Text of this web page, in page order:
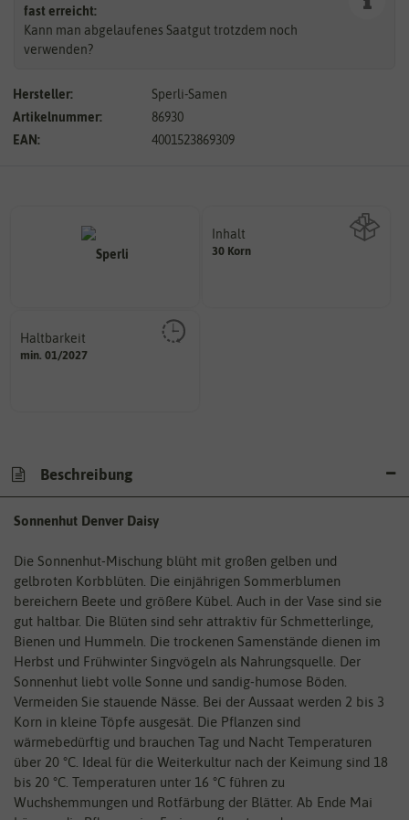
fast erreicht:
Kann man abgelaufenes Saatgut trotzdem noch
verwenden?
Hersteller:
Sperli-Samen
Artikelnummer:
86930
EAN:
4001523869309
Inhalt
30 KornWie viel ist enthalten
Haltbarkeit
min. 01/2027
und Pflanzgut sehr gut keimen
sollte.
Beschreibung
Sonnenhut Denver Daisy
Die Sonnenhut-Mischung blüht mit großen gelben und
gelbroten Korbblüten. Die einjährigen Sommerblumen
bereichern Beete und größere Kübel. Auch in der Vase sind sie
gut haltbar. Die Blüten sind sehr attraktiv für Schmetterlinge,
Bienen und Hummeln. Die trockenen Samenstände dienen im
Herbst und Frühwinter Singvögeln als Nahrungsquelle. Der
Sonnenhut liebt volle Sonne und sandig-humose Böden.
Vermeiden Sie stauende Nässe. Bei der Aussaat werden 2 bis 3
Korn in kleine Töpfe ausgesät. Die Pflanzen sind
wärmebedürftig und brauchen Tag und Nacht Temperaturen
über 20 °C. Ideal für die Weiterkultur nach der Keimung sind 18
bis 20 °C. Temperaturen unter 16 °C führen zu
Wuchshemmungen und Rotfärbung der Blätter. Ab Ende Mai